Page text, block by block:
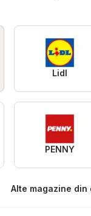
Lidl
PENNY
Alte magazine